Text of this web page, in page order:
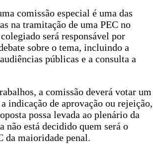
comissão especial é uma das
na tramitação de uma PEC no
será responsável por
sobre o tema, incluindo a
públicas e a consulta a
a comissão deverá votar um
indicação de aprovação ou rejeição,
possa levada ao plenário da
não está decidido quem será o
da maioridade penal.